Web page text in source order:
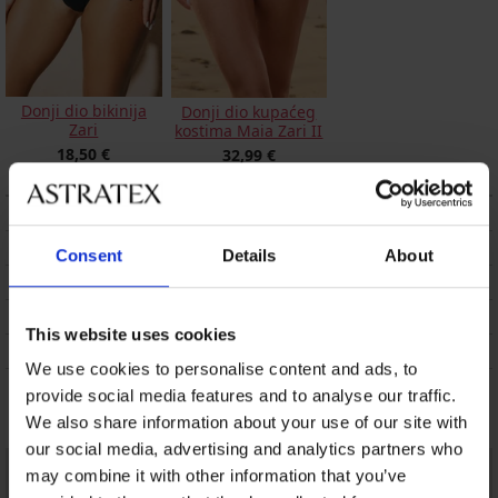
Consent Details About
This website uses cookies
We use cookies to personalise content and ads, to
provide social media features and to analyse our traffic.
We also share information about your use of our site with
our social media, advertising and analytics partners who
may combine it with other information that you’ve
Donji dio bikinija
Zari
18,50 €
Donji dio kupaćeg
kostima Maia Zari II
32,99 €
DOSTAVA I PLAĆANJE
ZAMJENA
Možda će vam se svidjeti